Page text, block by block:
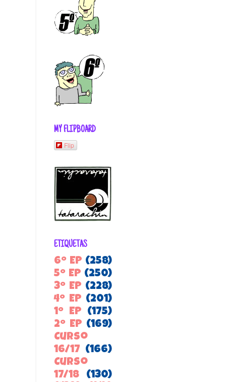
MY FLIPBOARD
Flip
ETIQUETAS
6º EP (258)
5º EP (250)
3º EP (228)
4º EP (201)
1º EP
(175)
2º EP (169)
Curso
16/17 (166)
Curso
17/18
(130)